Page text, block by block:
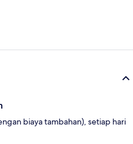
biaya tambahan), setiap hari